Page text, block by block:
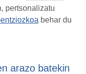
pertsonalizatu
behar du
arazo batekin